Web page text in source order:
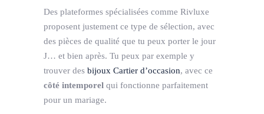
Des plateformes spécialisées comme Rivluxe
proposent justement ce type de sélection, avec
des pièces de qualité que tu peux porter le jour
J… et bien après. Tu peux par exemple y
trouver des bijoux Cartier d’occasion, avec ce
côté intemporel qui fonctionne parfaitement
pour un mariage.